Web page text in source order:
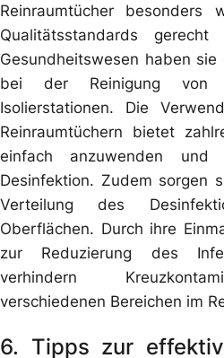
Reinraumtücher besonders
Qualitätsstandards
Gesundheitswesen haben
bei der Reinigung von
Isolierstationen. Die
Reinraumtüchern bietet
einfach anzuwenden
Desinfektion. Zudem sorgen
Verteilung des
Oberflächen. Durch ihre
zur Reduzierung des
verhindern
verschiedenen Bereichen im
6. Tipps zur